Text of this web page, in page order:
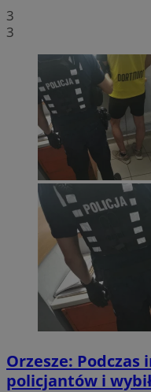
3
3
Orzesze:
policjantów i